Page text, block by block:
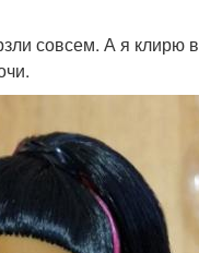
совсем. А я клирю